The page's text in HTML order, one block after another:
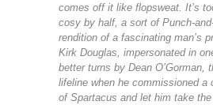
comes off it like flopsweat. It’s
cosy by half, a sort of Punch-
rendition of a fascinating man’s
Kirk Douglas, impersonated in
better turns by Dean O’Gorman,
lifeline when he commissioned a
of Spartacus and let him take